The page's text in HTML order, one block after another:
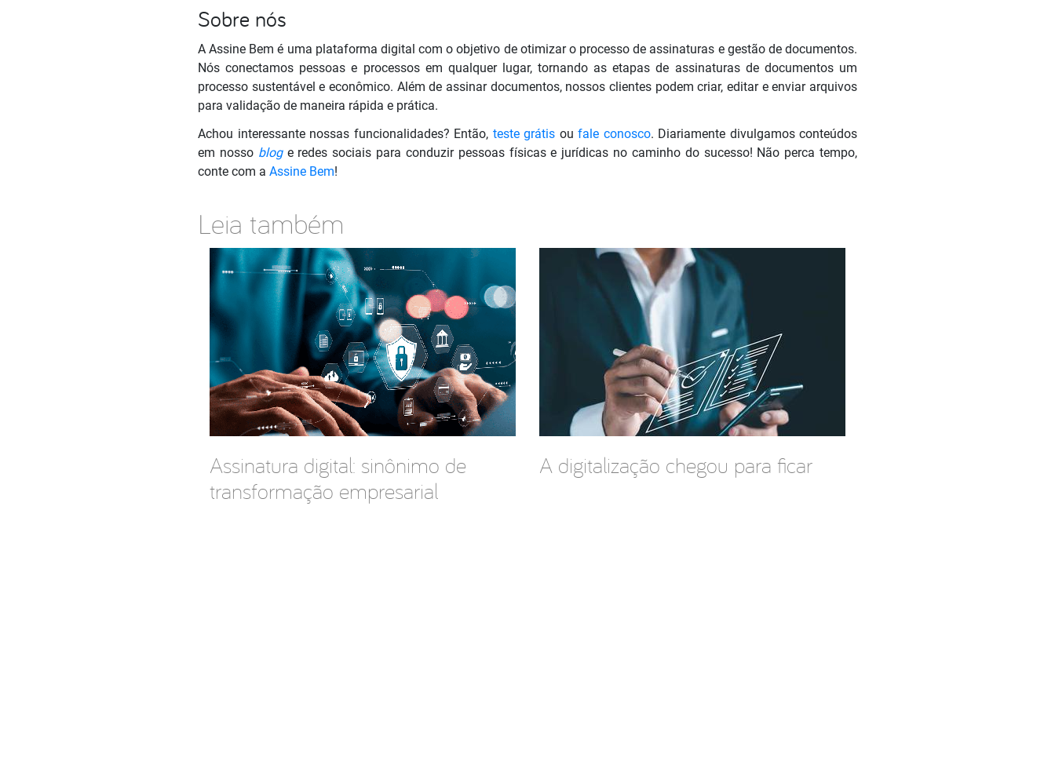
Sobre nós
A Assine Bem é uma plataforma digital com o objetivo de otimizar o processo de assinaturas e gestão de documentos.
Nós conectamos pessoas e processos em qualquer lugar, tornando as etapas de assinaturas de documentos um
processo sustentável e econômico. Além de assinar documentos, nossos clientes podem criar, editar e enviar arquivos
para validação de maneira rápida e prática.
Achou interessante nossas funcionalidades? Então, teste grátis ou fale conosco. Diariamente divulgamos conteúdos
em nosso bloge redes sociais para conduzir pessoas físicas e jurídicas no caminho do sucesso! Não perca tempo,
conte com a Assine Bem!
Leia também
Assinatura digital: sinônimo de
transformação empresarial
A digitalização chegou para ficar